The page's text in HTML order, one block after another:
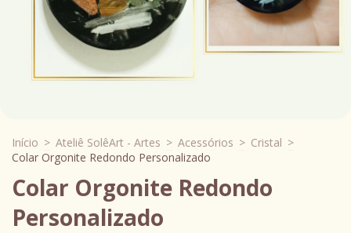
Início > Ateliê SolêArt - Artes > Acessórios > Cristal >
Colar Orgonite Redondo Personalizado
Colar Orgonite Redondo
Personalizado